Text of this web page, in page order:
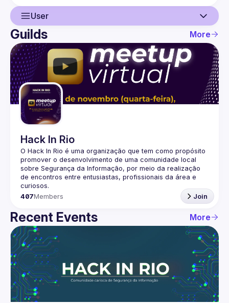
User
User
Events
Guilds
Guilds More
Hack In Rio
O Hack In Rio é uma organização que tem como propósito
promover o desenvolvimento de uma comunidade local
sobre Segurança da Informação, por meio da realização
de encontros entre entusiastas, profissionais da área e
407Members Join
Recent Events More